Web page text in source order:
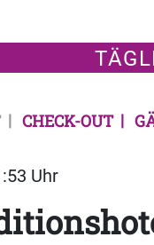
CHECK-OUT
Uhr